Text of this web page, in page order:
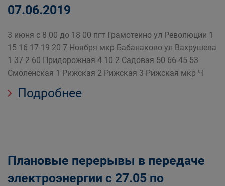
07.06.2019
3 июня с 8 00 до 18 00 пгт Грамотеино ул Революции 1
15 16 17 19 20 7 Ноября мкр Бабанаково ул Вахрушева
1 37 2 60 Придорожная 4 10 2 Садовая 50 66 45 53
Смоленская 1 Рижская 2 Рижская 3 Рижская мкр Ч
Подробнее
Плановые перерывы в передаче
электроэнергии с 27.05 по